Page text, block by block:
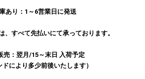
あり：1～6営業日に発送
、すべて先払いにて承っております。
売：翌月/15～末日 入荷予定
ドにより多少前後いたします）